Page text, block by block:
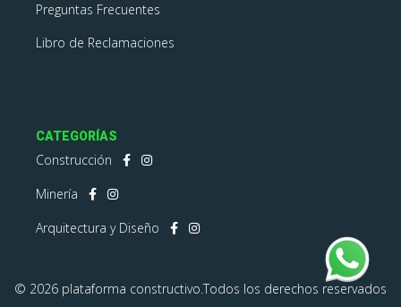
Preguntas Frecuentes
Libro de Reclamaciones
CATEGORÍAS
Construcción
Minería
Arquitectura y Diseño
© 2026 plataforma constructivo.Todos los derechos reservados